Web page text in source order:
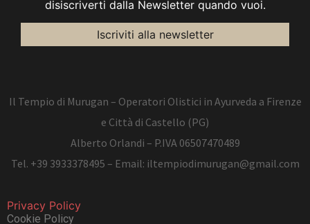
Il Tempio di Murugan – Operatori Olistici in Ayurveda a Firenze
e Città di Castello (PG)
Alberto Orlandi – P.IVA 06507470489
Tel. +39 3933378495 – Email: iltempiodimurugan@gmail.com
Privacy Policy
Cookie Policy
disiscriverti dalla Newsletter quando vuoi.